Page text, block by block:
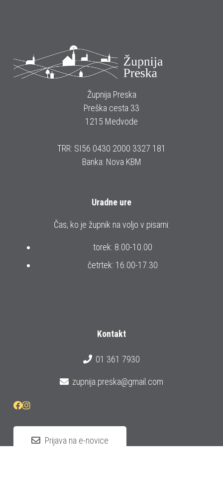
Župnija Preska
Preška cesta 33
1215 Medvode
TRR: SI56 0430 2000 3327 181
Banka: Nova KBM
Uradne ure
Čas, ko je župnik na voljo v pisarni:
torek: 8.00-10.00
četrtek: 16.00-17.30
Kontakt
01 361 7930
zupnija.preska@gmail.com
Prijava na e-novice